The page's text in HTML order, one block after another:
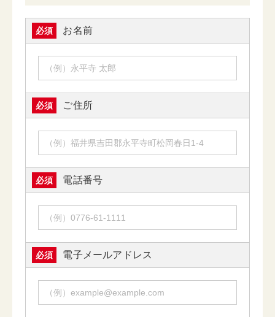
必須 お名前
必須 ご住所
必須 電話番号
必須 電子メールアドレス